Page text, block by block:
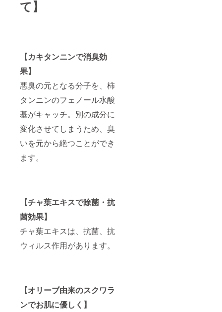
て】
【カキタンニンで消臭効
果】
悪臭の元となる分子を、柿
タンニンのフェノール水酸
基がキャッチ。別の成分に
変化させてしまうため、臭
いを元から絶つことができ
ます。
【チャ葉エキスで除菌・抗
菌効果】
チャ葉エキスは、抗菌、抗
ウィルス作用があります。
【オリーブ由来のスクワラ
ンでお肌に優しく】